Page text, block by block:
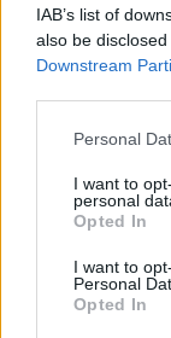
IAB’s list of
also be
Downstream
Please note that
not limited to
grant or deny
use your data
consent section.
Personal
I want to
personal
Opted In
I want to
Personal
Opted In
aktualizálás
megrekedt,
képtelen,
retardált
miniatűr
tejescsuporral
olvasott.